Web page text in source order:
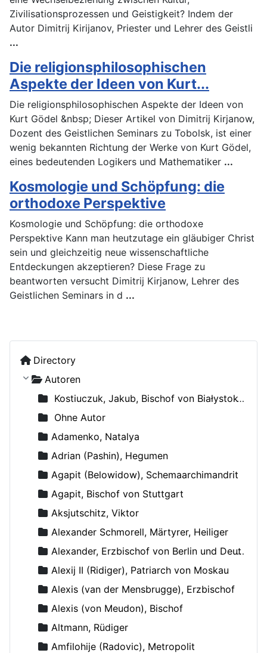
Directory
Autoren
Kostiuczuk, Jakub, Bischof von Białystok und Gdańsk
Ohne Autor
Adamenko, Natalya
Adrian (Pashin), Hegumen
Agapit (Belowidow), Schemaarchimandrit
Agapit, Bischof von Stuttgart
Aksjutschitz, Viktor
Alexander Schmorell, Märtyrer, Heiliger
Alexander, Erzbischof von Berlin und Deutschland
Alexij II (Ridiger), Patriarch von Moskau
Alexis (van der Mensbrugge), Erzbischof
Alexis (von Meudon), Bischof
Altmann, Rüdiger
Amfilohije (Radovic), Metropolit
Zivilisationsprozessen und Geistigkeit? Indem der
Autor Dimitrij Kirijanov, Priester und Lehrer des Geistli
...
Die religionsphilosophischen
Aspekte der Ideen von Kurt...
Die religionsphilosophischen Aspekte der Ideen von
Kurt Gödel &nbsp; Dieser Artikel von Dimitrij Kirjanow,
Dozent des Geistlichen Seminars zu Tobolsk, ist einer
wenig bekannten Richtung der Werke von Kurt Gödel,
eines bedeutenden Logikers und Mathematiker ...
Kosmologie und Schöpfung: die
orthodoxe Perspektive
Kosmologie und Schöpfung: die orthodoxe
Perspektive Kann man heutzutage ein gläubiger Christ
sein und gleichzeitig neue wissenschaftliche
Entdeckungen akzeptieren? Diese Frage zu
beantworten versucht Dimitrij Kirjanow, Lehrer des
Geistlichen Seminars in d ...